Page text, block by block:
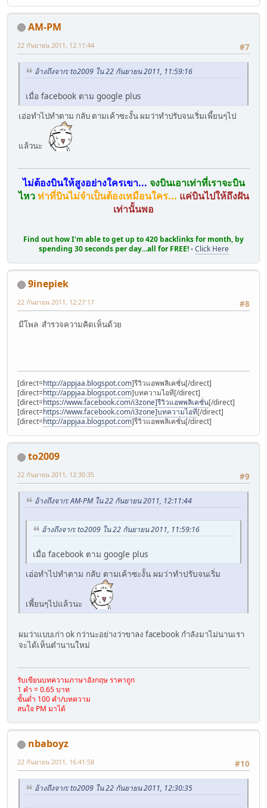
AM-PM
#7
22 กันยายน 2011, 12:11:44
อ้างถึงจาก: to2009 ใน 22 กันยายน 2011, 11:59:16
เมื่อ facebook ตาม google plus
เอ่อทำไปทำตาม กลับ ตามเค้าซะงั้น ผมว่าทำปรับจนเริ่มเพี้ยนๆไป
แล้วนะ
ไม่ต้องบินให้สูงอย่างใครเขา... จงบินเอาเท่าที่เราจะบิน
ไหว ท่าที่บินไม่จำเป็นต้องเหมือนใคร... แค่บินไปให้ถึงฝัน
เท่านั้นพอ
Find out how I'm able to get up to 420 backlinks for month, by
spending 30 seconds per day...all for FREE!-Click Here
9inepiek
#8
22 กันยายน 2011, 12:27:17
มีโพล สำรวจความคิดเห็นด้วย
[direct=http://appjaa.blogspot.com]รีวิวแอพพลิเคชั่น[/direct]
[direct=http://appjaa.blogspot.com]บทความไอที[/direct]
[direct=https://www.facebook.com/i3zone]รีวิวแอพพลิเคชั่น[/direct]
[direct=https://www.facebook.com/i3zone]บทความไอที[/direct]
[direct=http://appjaa.blogspot.com]รีวิวแอพพลิเคชั่น[/direct]
to2009
#9
22 กันยายน 2011, 12:30:35
อ้างถึงจาก: AM-PM ใน 22 กันยายน 2011, 12:11:44
อ้างถึงจาก: to2009 ใน 22 กันยายน 2011, 11:59:16
เมื่อ facebook ตาม google plus
เอ่อทำไปทำตาม กลับ ตามเค้าซะงั้น ผมว่าทำปรับจนเริ่ม
เพี้ยนๆไปแล้วนะ
ผมว่าแบบเก่า ok กว่านะอย่างว่าขาลง facebook กำลังมาไม่นานเรา
จะได้เห็นตำนานใหม่
รับเขียนบทความภาษาอังกฤษ ราคาถูก
1 คำ = 0.65 บาท
ขั้นต่ำ 100 คำ/บทความ
สนใจ PM มาได้
nbaboyz
#10
22 กันยายน 2011, 16:41:58
อ้างถึงจาก: to2009 ใน 22 กันยายน 2011, 12:30:35